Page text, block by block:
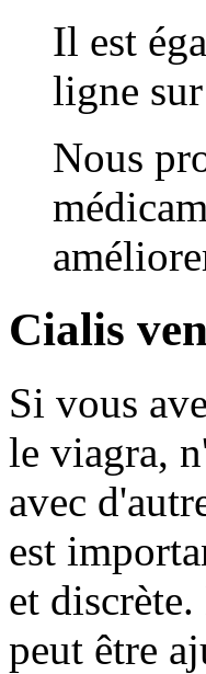
Il est
ligne
Nous
Cialis
Si vous
le viagra,
avec
est
et
peut être